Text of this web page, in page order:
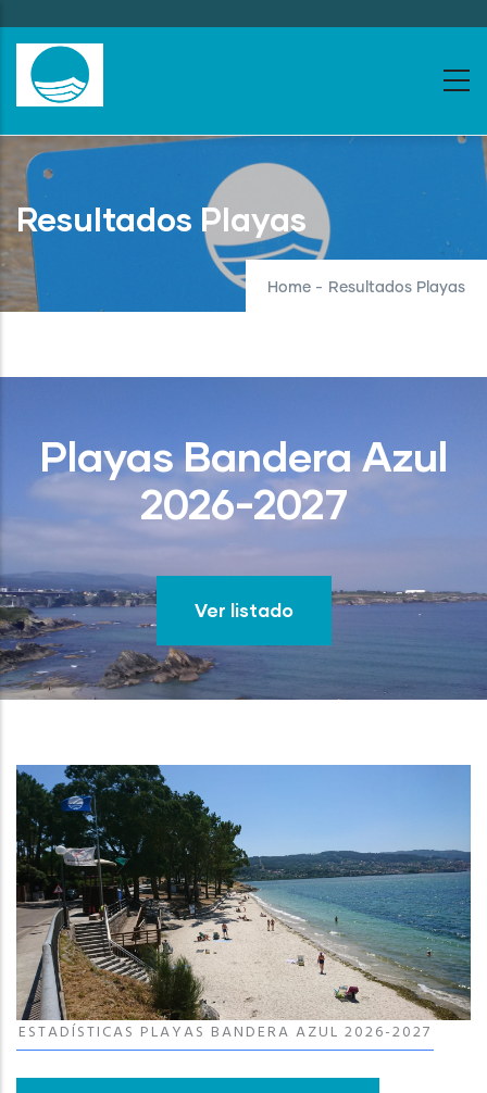
to
main
content
Resultados Playas
Home - Resultados Playas
Playas Bandera Azul
2026-2027
Ver listado
ESTADÍSTICAS PLAYAS BANDERA AZUL 2026-2027